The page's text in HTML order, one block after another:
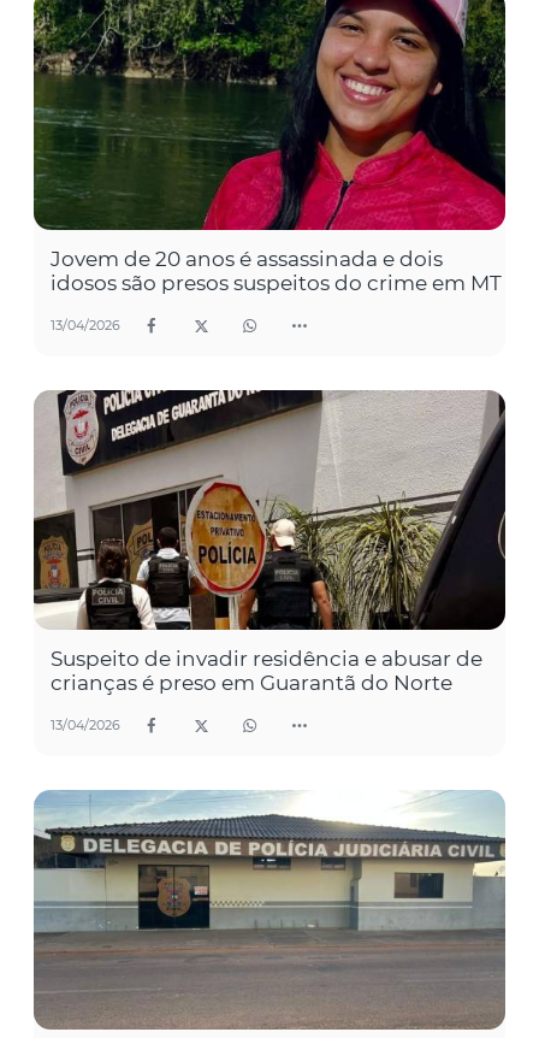
Jovem de 20 anos é assassinada e dois
idosos são presos suspeitos do crime em MT
13/04/2026
Suspeito de invadir residência e abusar de
crianças é preso em Guarantã do Norte
13/04/2026